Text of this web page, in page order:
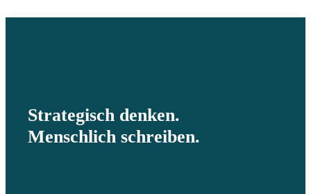
Strategisch denken.
Menschlich schreiben.